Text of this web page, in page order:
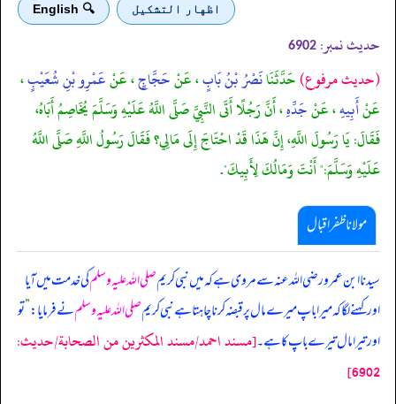
اظهار التشكيل 🔍 English
حدیث نمبر: 6902
(حديث مرفوع)حَدَّثَنَانَصْرُ بْنُ بَابٍ، عَنْحَجَّاجٍ، عَنْعَمْرِو بْنِ شُعَيْبٍ،
عَنْأَبِيهِ، عَنْجَدِّهِ، أَنَّ رَجُلًا أَتَى النَّبِيَّ صَلَّى اللَّهُ عَلَيْهِ وَسَلَّمَ يُخَاصِمُ أَبَاهُ،
فَقَالَ: يَا رَسُولَ اللَّهِ، إِنَّ هَذَا قَدْ احْتَاجَ إِلَى مَالِي؟ فَقَالَ رَسُولُ اللَّهِ صَلَّى اللَّهُ
عَلَيْهِ وَسَلَّمَ:" أَنْتَ وَمَالُكَ لِأَبِيكَ".
مولانا ظفر اقبال
سیدنا ابن عمرو رضی اللہ عنہ سے مروی ہے کہ میں نبی کریمصلی اللہ علیہ وسلمکی خدمت میں آیا
اور کہنے لگا کہ میرا باپ میرے مال پر قبضہ کرنا چاہتا ہے نبی کریمصلی اللہ علیہ وسلمنے فرمایا:”تو
اور تیرا مال تیرے باپ کا ہے۔[مسند احمد/مسند المكثرين من الصحابة/حدیث:
6902]